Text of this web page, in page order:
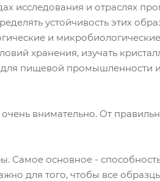
исследования и отраслях
устойчивость этих
и
хранения, изучать
пищевой промышленности
внимательно. От
Самое основное -
для того, чтобы все